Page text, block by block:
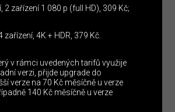
2 zařízení 1 080 p (full HD), 309 Kč;
zařízení, 4K + HDR, 379 Kč.
v rámci uvedených tarifů využije
verzi, přijde upgrade do
verze na 70 Kč měsíčně u verze
140 Kč měsíčně u verze